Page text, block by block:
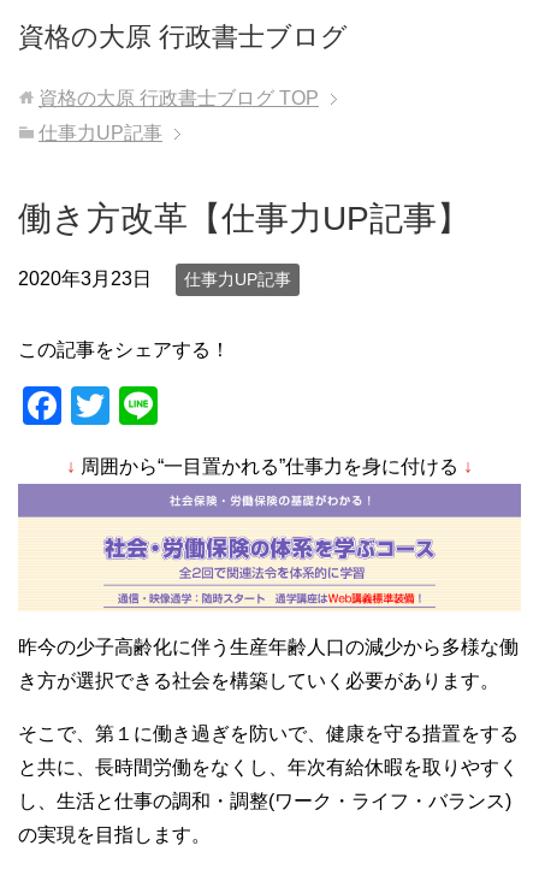
資格の大原 行政書士ブログ
資格の大原 行政書士ブログ TOP
仕事力UP記事
働き方改革【仕事力UP記事】
2020年3月23日 仕事力UP記事
この記事をシェアする！
F
c
e
b
o
o
k
T
tt
er
e
↓ 周囲から“一目置かれる”仕事力を身に付ける ↓
昨今の少子高齢化に伴う生産年齢人口の減少から多様な働
き方が選択できる社会を構築していく必要があります。
そこで、第１に働き過ぎを防いで、健康を守る措置をする
と共に、長時間労働をなくし、年次有給休暇を取りやすく
し、生活と仕事の調和・調整(ワーク・ライフ・バランス)
の実現を目指します。